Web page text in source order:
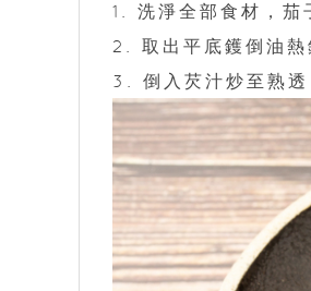
1. 洗淨全部食材，茄
2. 取出平底鑊倒油熱
3. 倒入芡汁炒至熟透